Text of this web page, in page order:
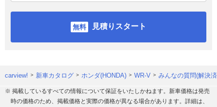
見積りスタート
carview! 新車カタログ ホンダ(HONDA) WR-V みんなの質問(解決
※ 掲載しているすべての情報について保証をいたしかねます。新車価格は発売
時の価格のため、掲載価格と実際の価格が異なる場合があります。詳細は、